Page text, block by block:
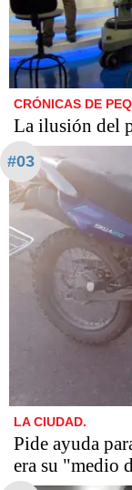
CRÓNICAS DE
La ilusión del
#03
LA CIUDAD.
Pide ayuda
era su "medio